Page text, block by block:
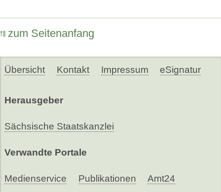
zum Seitenanfang
Übersicht Kontakt Impressum eSignatur
Herausgeber
Sächsische Staatskanzlei
Verwandte Portale
Medienservice Publikationen Amt24